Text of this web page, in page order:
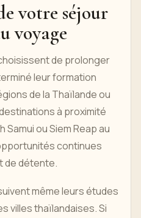
votre séjour
voyage
de prolonger
leur formation
de la Thaïlande ou
à proximité
Samui ou Siem Reap au
continues
de détente.
même leurs études
villes thaïlandaises. Si